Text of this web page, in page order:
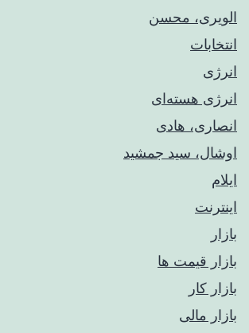
الویری، محسن
انتخابات
انرژی
انرژی هسته‌ای
انصاری، هادی
اوشال، سید جمشید
ایلام
اینترنت
بازار
بازار قیمت ها
بازار کار
بازار مالی